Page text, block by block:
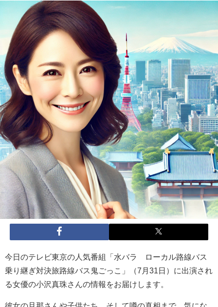
今日のテレビ東京の人気番組「水バラ ローカル路線バス
乗り継ぎ対決旅路線バス鬼ごっこ」（7月31日）に出演され
る女優の小沢真珠さんの情報をお届けします。